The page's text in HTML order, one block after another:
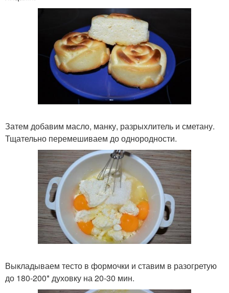
Затем добавим масло, манку, разрыхлитель и сметану.
Тщательно перемешиваем до однородности.
Выкладываем тесто в формочки и ставим в разогретую
до 180-200* духовку на 20-30 мин.